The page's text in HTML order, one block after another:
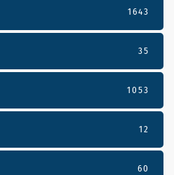
1643
35
1053
12
60